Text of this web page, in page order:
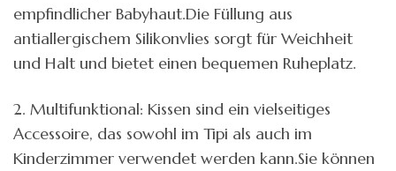
empfindlicher Babyhaut.Die Füllung aus
antiallergischem Silikonvlies sorgt für Weichheit
und Halt und bietet einen bequemen Ruheplatz.
2. Multifunktional: Kissen sind ein vielseitiges
Accessoire, das sowohl im Tipi als auch im
Kinderzimmer verwendet werden kann.Sie können